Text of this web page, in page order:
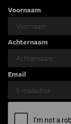
Voornaam
Achternaam
Email